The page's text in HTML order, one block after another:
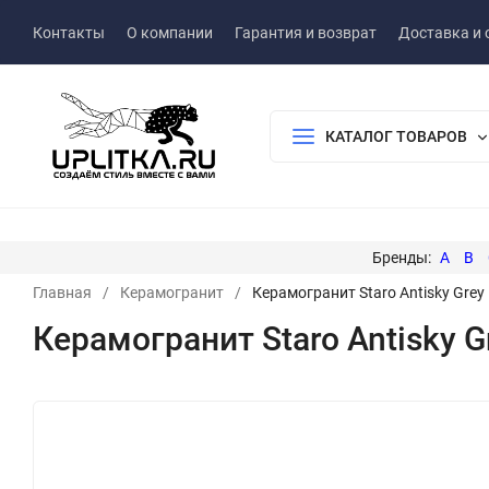
Контакты О компании Гарантия и возврат Доставка и
КАТАЛОГ ТОВАРОВ
A B
Главная
/ Керамогранит / Керамогранит Staro Antisky
Керамогранит Staro Antisky